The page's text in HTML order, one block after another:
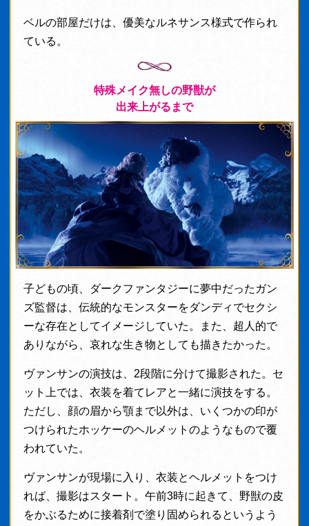
ベルの部屋だけは、優美なルネサンス様式で作られ
ている。
特殊メイク無しの野獣が
出来上がるまで
子どもの頃、ダークファンタジーに夢中だったガン
ズ監督は、伝統的なモンスターをダンディでセクシ
ーな存在としてイメージしていた。また、超人的で
ありながら、哀れな生き物としても描きたかった。
ヴァンサンの演技は、2段階に分けて撮影された。セ
ット上では、衣装を着てレアと一緒に演技をする。
ただし、顔の眉から顎まで以外は、いくつかの印が
つけられたホッケーのヘルメットのようなもので覆
われていた。
ヴァンサンが現場に入り、衣装とヘルメットをつけ
れば、撮影はスタート。午前3時に起きて、野獣の皮
をかぶるために接着剤で塗り固められるというよう